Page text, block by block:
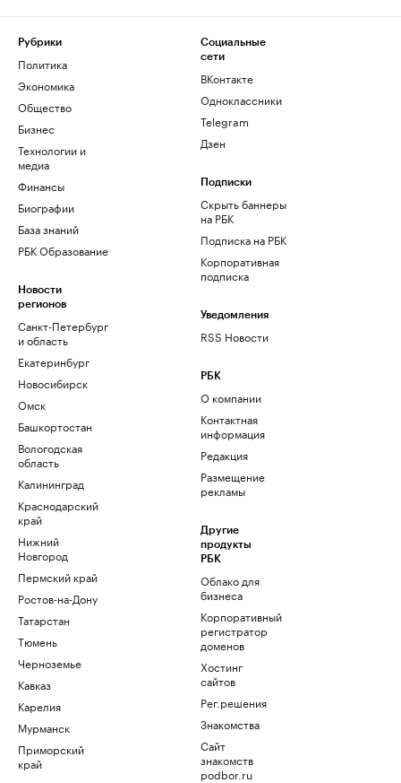
Рубрики
Политика
Экономика
Общество
Бизнес
Технологии и
медиа
Финансы
Биографии
База знаний
РБК Образование
Новости
регионов
Санкт-Петербург
и область
Екатеринбург
Новосибирск
Омск
Башкортостан
Вологодская
область
Калининград
Краснодарский
край
Нижний
Новгород
Пермский край
Ростов-на-Дону
Татарстан
Тюмень
Черноземье
Кавказ
Карелия
Мурманск
Приморский
край
Социальные
сети
ВКонтакте
Одноклассники
Telegram
Дзен
Подписки
Скрыть баннеры
на РБК
Подписка на РБК
Корпоративная
подписка
Уведомления
RSS Новости
РБК
О компании
Контактная
информация
Редакция
Размещение
рекламы
Другие
продукты
РБК
Облако для
бизнеса
Корпоративный
регистратор
доменов
Хостинг
сайтов
Рег.решения
Знакомства
Сайт
знакомств
podbor.ru